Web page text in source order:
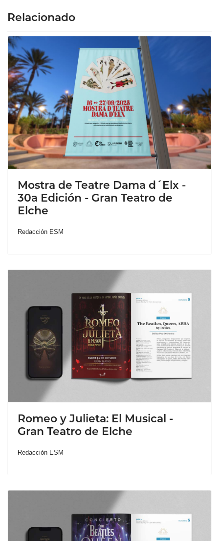
Relacionado
Mostra de Teatre Dama d´Elx -
30a Edición - Gran Teatro de
Elche
Redacción ESM
Romeo y Julieta: El Musical -
Gran Teatro de Elche
Redacción ESM